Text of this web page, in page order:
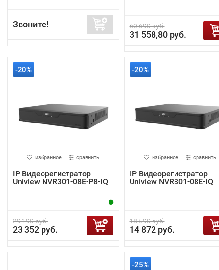
Звоните! 60 690 руб.
31 558,80 руб.
-20%
избранное сравнить
IP Видеорегистратор
Uniview NVR301-08E-P8-IQ
29 190 руб.
23 352 руб.
-20%
избранное сравнить
IP Видеорегистратор
Uniview NVR301-08E-IQ
18 590 руб.
14 872 руб.
-25%